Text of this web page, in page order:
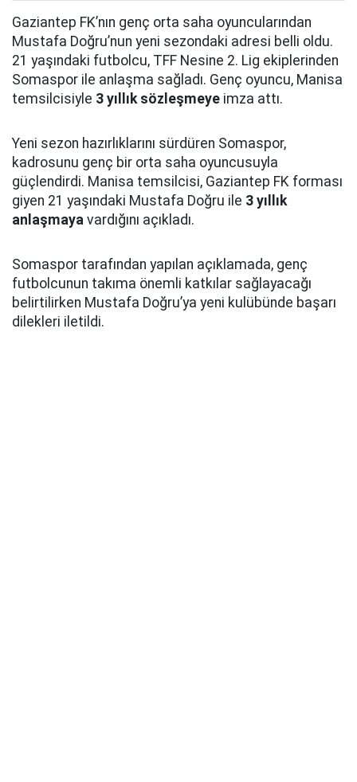
Gaziantep FK’nın genç orta saha oyuncularından
Mustafa Doğru’nun yeni sezondaki adresi belli oldu.
21 yaşındaki futbolcu, TFF Nesine 2. Lig ekiplerinden
Somaspor ile anlaşma sağladı. Genç oyuncu, Manisa
temsilcisiyle 3 yıllık sözleşmeye imza attı.
Yeni sezon hazırlıklarını sürdüren Somaspor,
kadrosunu genç bir orta saha oyuncusuyla
güçlendirdi. Manisa temsilcisi, Gaziantep FK forması
giyen 21 yaşındaki Mustafa Doğru ile 3 yıllık
anlaşmaya vardığını açıkladı.
Somaspor tarafından yapılan açıklamada, genç
futbolcunun takıma önemli katkılar sağlayacağı
belirtilirken Mustafa Doğru’ya yeni kulübünde başarı
dilekleri iletildi.